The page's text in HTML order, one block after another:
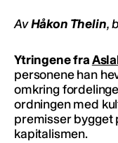
AvHåkon Thelin,
Ytringene fra
personene han
omkring
ordningen med
premisser bygget
kapitalismen.